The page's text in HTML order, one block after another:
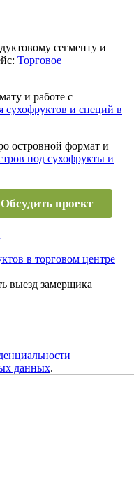
сегменту и
Торговое
и работе с
сухофруктов и специй в
островной формат и
под сухофрукты и
Обсудить проект
выезд замерщика
данных.